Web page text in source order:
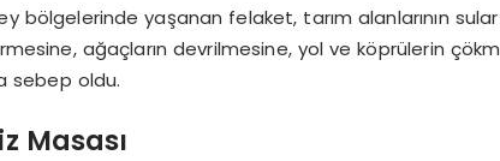
bölgelerinde yaşanan felaket, tarım alanlarının
ağaçların devrilmesine, yol ve köprülerin
sebep oldu.
Masası